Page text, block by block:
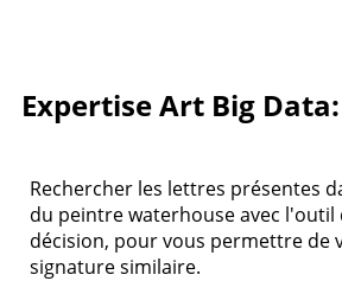
Expertise Art Big
Rechercher les lettres présentes
du peintre waterhouse avec l'outil
décision, pour vous permettre de
signature similaire.